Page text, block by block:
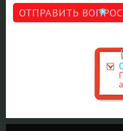
ОТПРАВИТЬ ВОПРОС